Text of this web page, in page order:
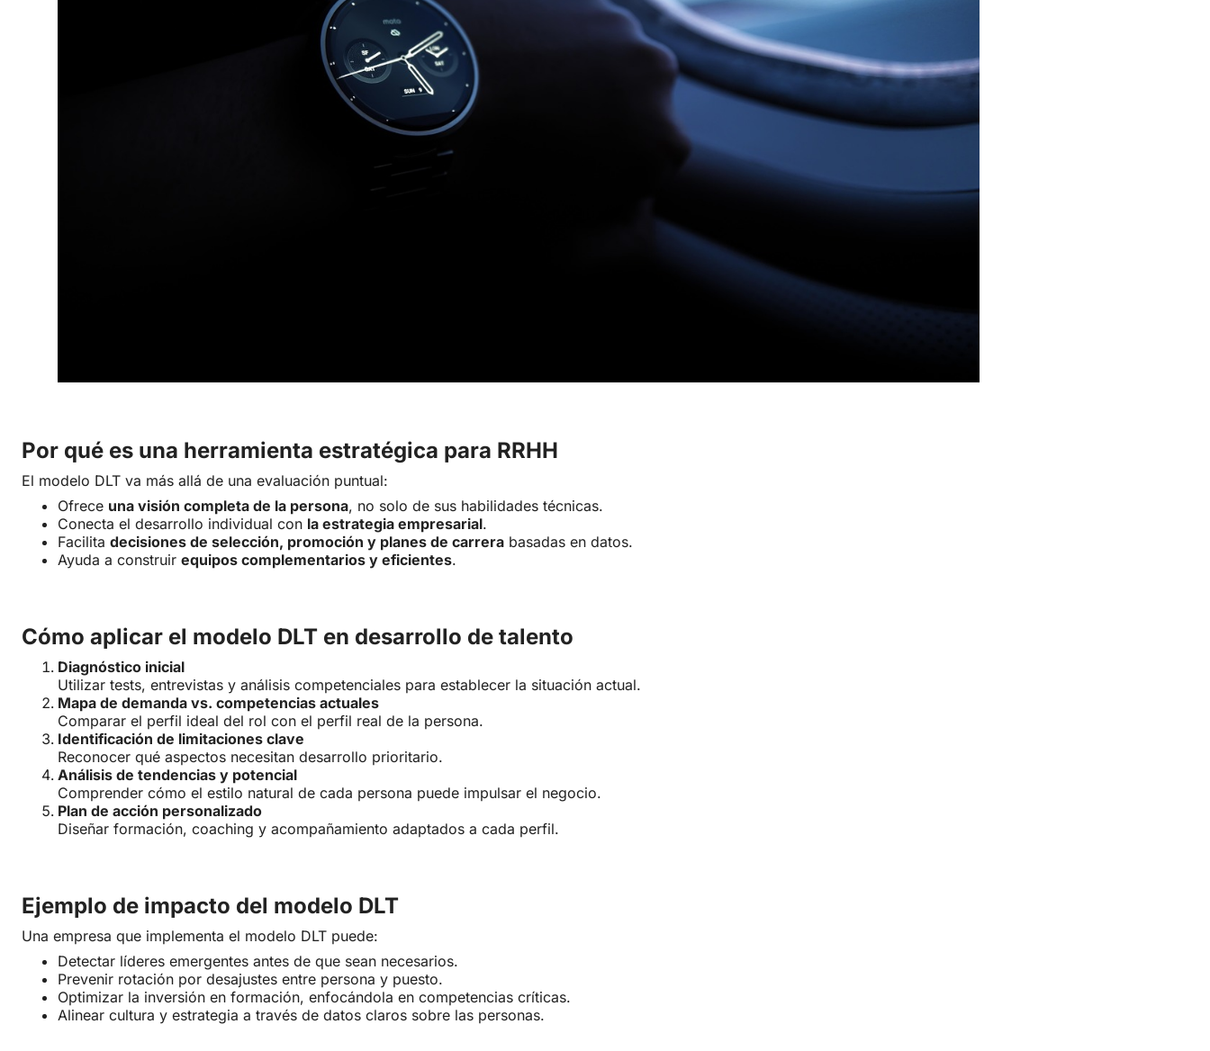
Por qué es una herramienta estratégica para RRHH
El modelo DLT va más allá de una evaluación puntual:
Ofrece una visión completa de la persona, no solo de sus habilidades técnicas.
Conecta el desarrollo individual con la estrategia empresarial.
Facilita decisiones de selección, promoción y planes de carrera basadas en datos.
Ayuda a construir equipos complementarios y eficientes.
Cómo aplicar el modelo DLT en desarrollo de talento
Diagnóstico inicial
Utilizar tests, entrevistas y análisis competenciales para establecer la situación actual.
Mapa de demanda vs. competencias actuales
Comparar el perfil ideal del rol con el perfil real de la persona.
Identificación de limitaciones clave
Reconocer qué aspectos necesitan desarrollo prioritario.
Análisis de tendencias y potencial
Comprender cómo el estilo natural de cada persona puede impulsar el negocio.
Plan de acción personalizado
Diseñar formación, coaching y acompañamiento adaptados a cada perfil.
Ejemplo de impacto del modelo DLT
Una empresa que implementa el modelo DLT puede:
Detectar líderes emergentes antes de que sean necesarios.
Prevenir rotación por desajustes entre persona y puesto.
Optimizar la inversión en formación, enfocándola en competencias críticas.
Alinear cultura y estrategia a través de datos claros sobre las personas.